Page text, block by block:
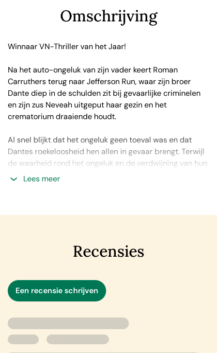
Omschrijving
Winnaar VN-Thriller van het Jaar!
Na het auto-ongeluk van zijn vader keert Roman
Carruthers terug naar Jefferson Run, waar zijn broer
Dante diep in de schulden zit bij gevaarlijke criminelen
en zijn zus Neveah uitgeput haar gezin en het
crematorium draaiende houdt.
Al snel blijkt dat het ongeluk geen toeval was en dat
Dantes roekeloosheid hen allen in gevaar brengt. Terwijl
de waarheid rond het ongeluk en de verdwijning van hun
moeder aan het licht komt, raakt Roman zelf verstrikt in
Lees meer
Recensies
Een recensie schrijven